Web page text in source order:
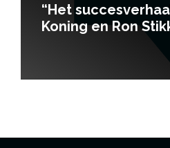
“Het
Koning en Ron